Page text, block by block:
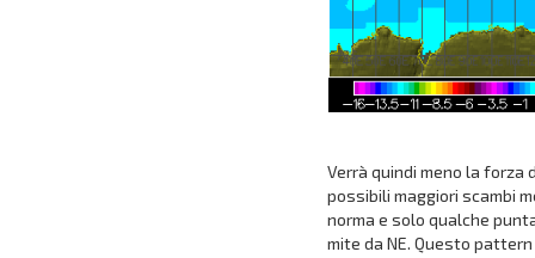
Verrà quindi meno la
possibili maggiori scambi
norma e solo qualche
mite da NE. Questo